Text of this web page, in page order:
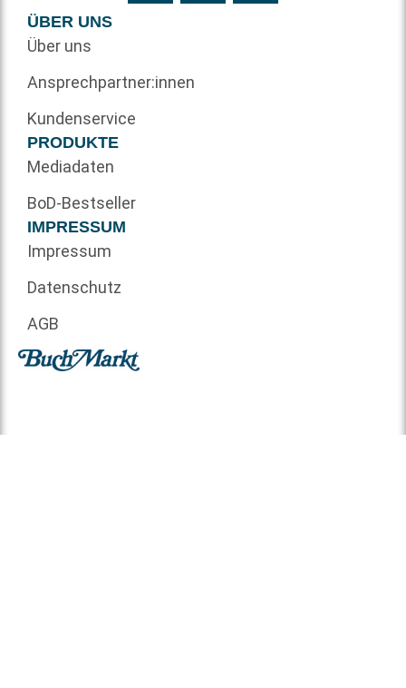
ÜBER UNS
Über uns
Ansprechpartner:innen
Kundenservice
PRODUKTE
Mediadaten
BoD-Bestseller
IMPRESSUM
Impressum
Datenschutz
AGB